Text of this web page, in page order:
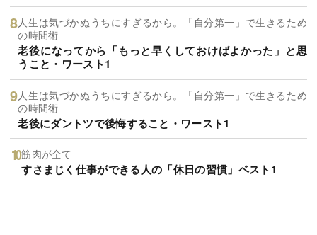
人生は気づかぬうちにすぎるから。「自分第一」で生きるため
の時間術
老後になってから「もっと早くしておけばよかった」と思
うこと・ワースト1
人生は気づかぬうちにすぎるから。「自分第一」で生きるため
の時間術
老後にダントツで後悔すること・ワースト1
筋肉が全て
すさまじく仕事ができる人の「休日の習慣」ベスト1